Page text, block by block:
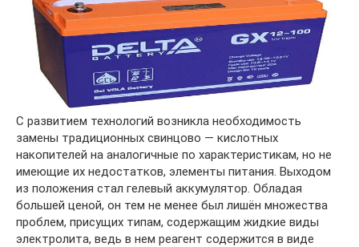
С развитием технологий возникла необходимость
замены традиционных свинцово — кислотных
накопителей на аналогичные по характеристикам, но не
имеющие их недостатков, элементы питания. Выходом
из положения стал гелевый аккумулятор. Обладая
большей ценой, он тем не менее был лишён множества
проблем, присущих типам, содержащим жидкие виды
электролита, ведь в нем реагент содержится в виде